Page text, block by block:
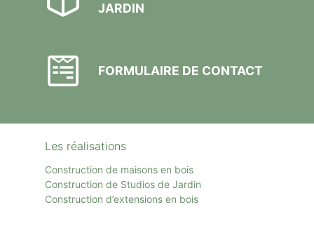
JARDIN
FORMULAIRE DE CONTACT
Les réalisations
Construction de maisons en bois
Construction de Studios de Jardin
Construction d’extensions en bois